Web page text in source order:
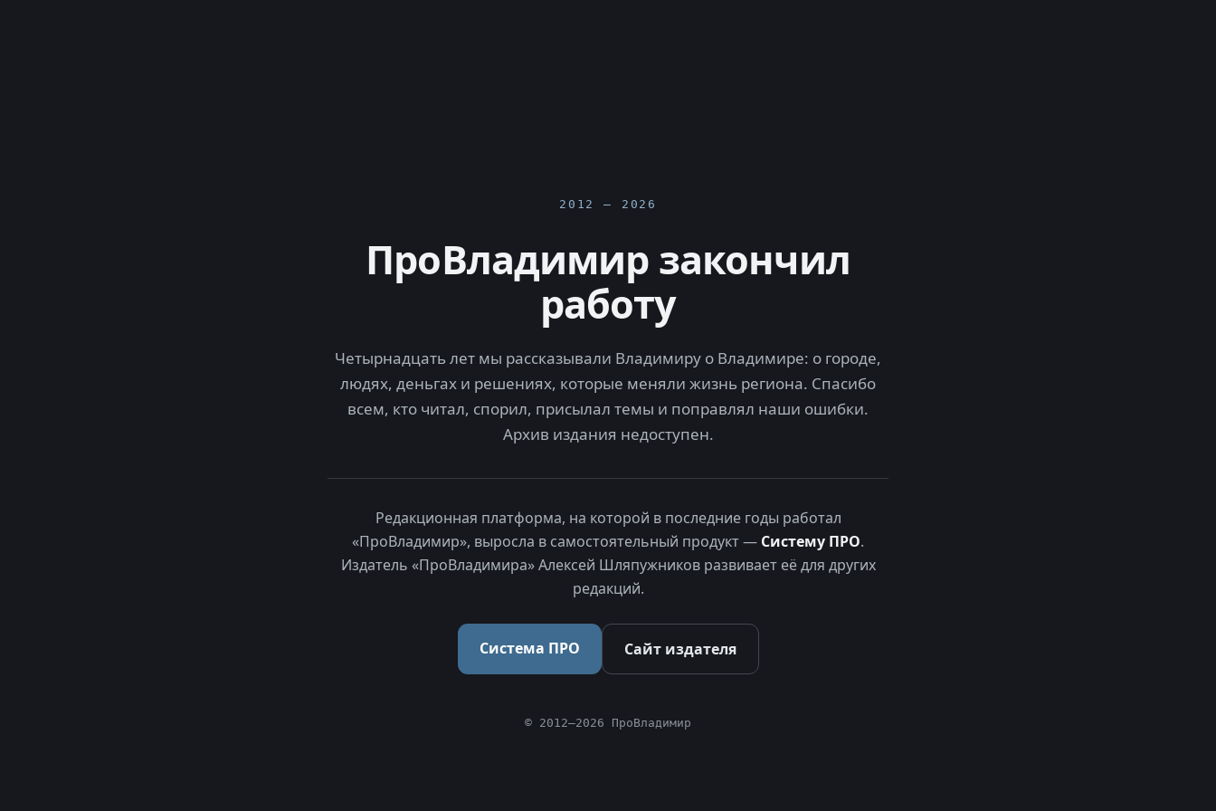
2012 — 2026
ПроВладимир закончил
работу
Четырнадцать лет мы рассказывали Владимиру о Владимире: о городе,
людях, деньгах и решениях, которые меняли жизнь региона. Спасибо
всем, кто читал, спорил, присылал темы и поправлял наши ошибки.
Архив издания недоступен.
Редакционная платформа, на которой в последние годы работал
«ПроВладимир», выросла в самостоятельный продукт — Систему ПРО.
Издатель «ПроВладимира» Алексей Шляпужников развивает её для других
редакций.
Система ПРО Сайт издателя
© 2012–2026 ПроВладимир